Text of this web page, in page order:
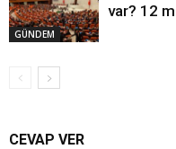
GÜNDEM
var? 12
CEVAP VER